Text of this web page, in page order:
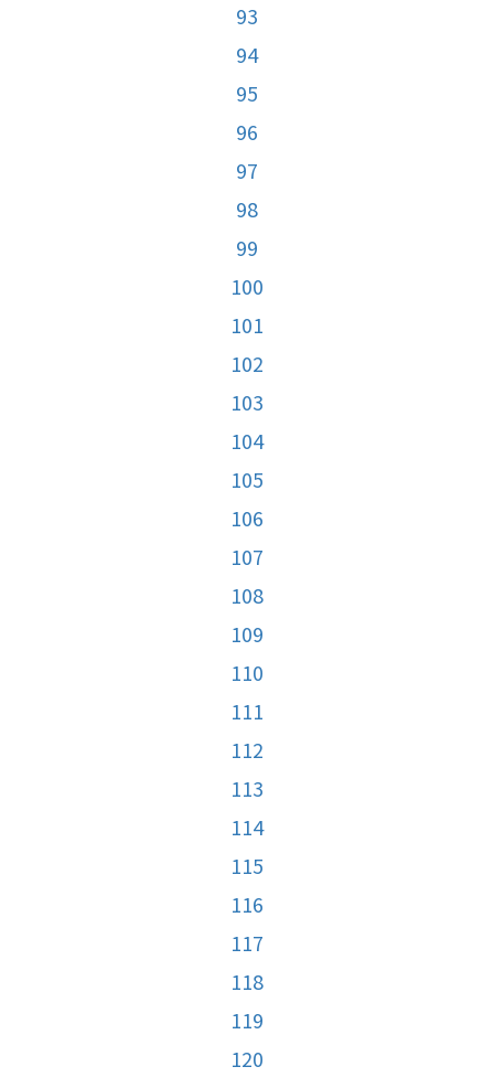
93
94
95
96
97
98
99
100
101
102
103
104
105
106
107
108
109
110
111
112
113
114
115
116
117
118
119
120